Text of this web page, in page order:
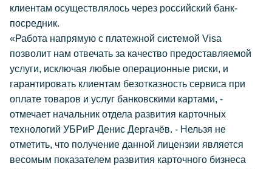
клиентам осуществлялось через российский банк-
посредник.
«Работа напрямую с платежной системой Visa
позволит нам отвечать за качество предоставляемой
услуги, исключая любые операционные риски, и
гарантировать клиентам безотказность сервиса при
оплате товаров и услуг банковскими картами, -
отмечает начальник отдела развития карточных
технологий УБРиР Денис Дергачёв. - Нельзя не
отметить, что получение данной лицензии является
весомым показателем развития карточного бизнеса